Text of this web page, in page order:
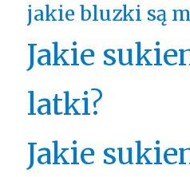
jakie bluzki są
Jakie
latki?
Jakie